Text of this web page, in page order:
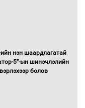
нэн шаардлагатай
5”-ын шинэчлэлийн
болов